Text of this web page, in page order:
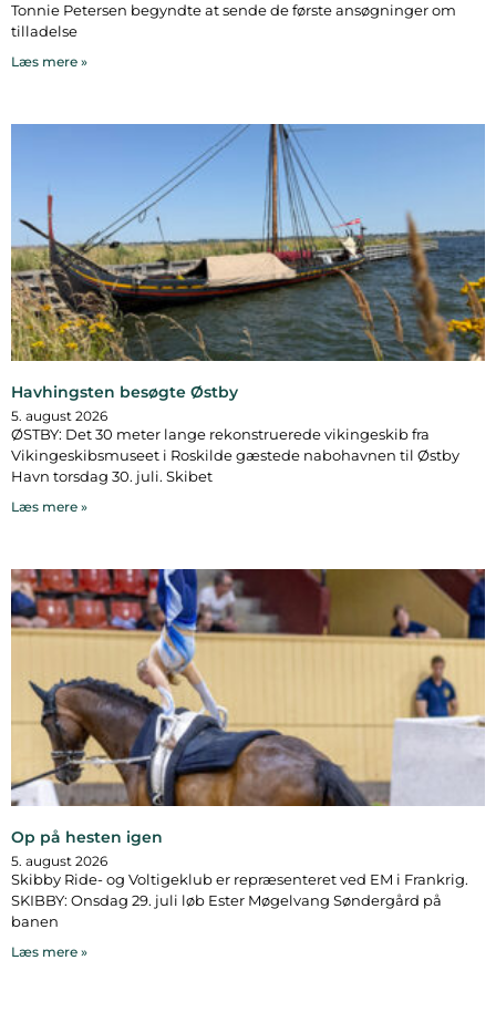
Tonnie Petersen begyndte at sende de første ansøgninger om
tilladelse
Læs mere »
Havhingsten besøgte Østby
5. august 2026
ØSTBY: Det 30 meter lange rekonstruerede vikingeskib fra
Vikingeskibsmuseet i Roskilde gæstede nabohavnen til Østby
Havn torsdag 30. juli. Skibet
Læs mere »
Op på hesten igen
5. august 2026
Skibby Ride- og Voltigeklub er repræsenteret ved EM i Frankrig.
SKIBBY: Onsdag 29. juli løb Ester Møgelvang Søndergård på
banen
Læs mere »